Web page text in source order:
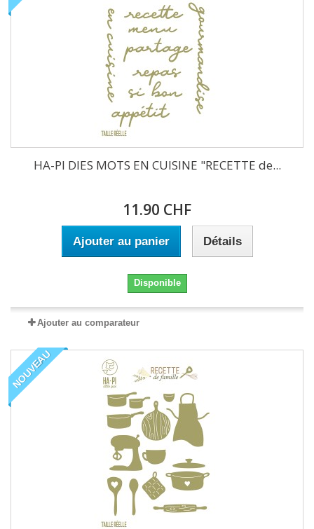
HA-PI DIES MOTS EN CUISINE "RECETTE de...
11.90 CHF
Ajouter au panier Détails
Disponible
Ajouter au comparateur
NOUVEAU